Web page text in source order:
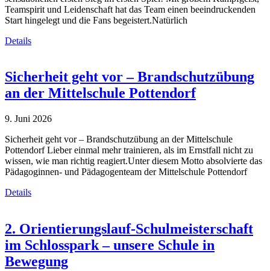
Teamspirit und Leidenschaft hat das Team einen beeindruckenden
Start hingelegt und die Fans begeistert.Natürlich
Details
Sicherheit geht vor – Brandschutzübung
an der Mittelschule Pottendorf
9. Juni 2026
Sicherheit geht vor – Brandschutzübung an der Mittelschule
Pottendorf Lieber einmal mehr trainieren, als im Ernstfall nicht zu
wissen, wie man richtig reagiert.Unter diesem Motto absolvierte das
Pädagoginnen- und Pädagogenteam der Mittelschule Pottendorf
Details
2. Orientierungslauf-Schulmeisterschaft
im Schlosspark – unsere Schule in
Bewegung